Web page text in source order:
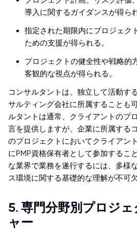
導入に関するガイダンスが得ら
指定された期限内にプロジェク
ための支援が得られる。
プロジェクトの健全性や戦略的
客観的な視点が得られる。
コンサルタントは、独立して活動す
サルティング会社に所属することも
ルタントは通常、クライアントのプ
言を提供しますが、企業に所属する
のプロジェクトにおいてクライアン
にPMP資格保有者として参加するこ
な業界で業務を遂行するには、多様
ス環境に関する基礎的な理解が不可欠
5. 専門分野別プロジ
ャー